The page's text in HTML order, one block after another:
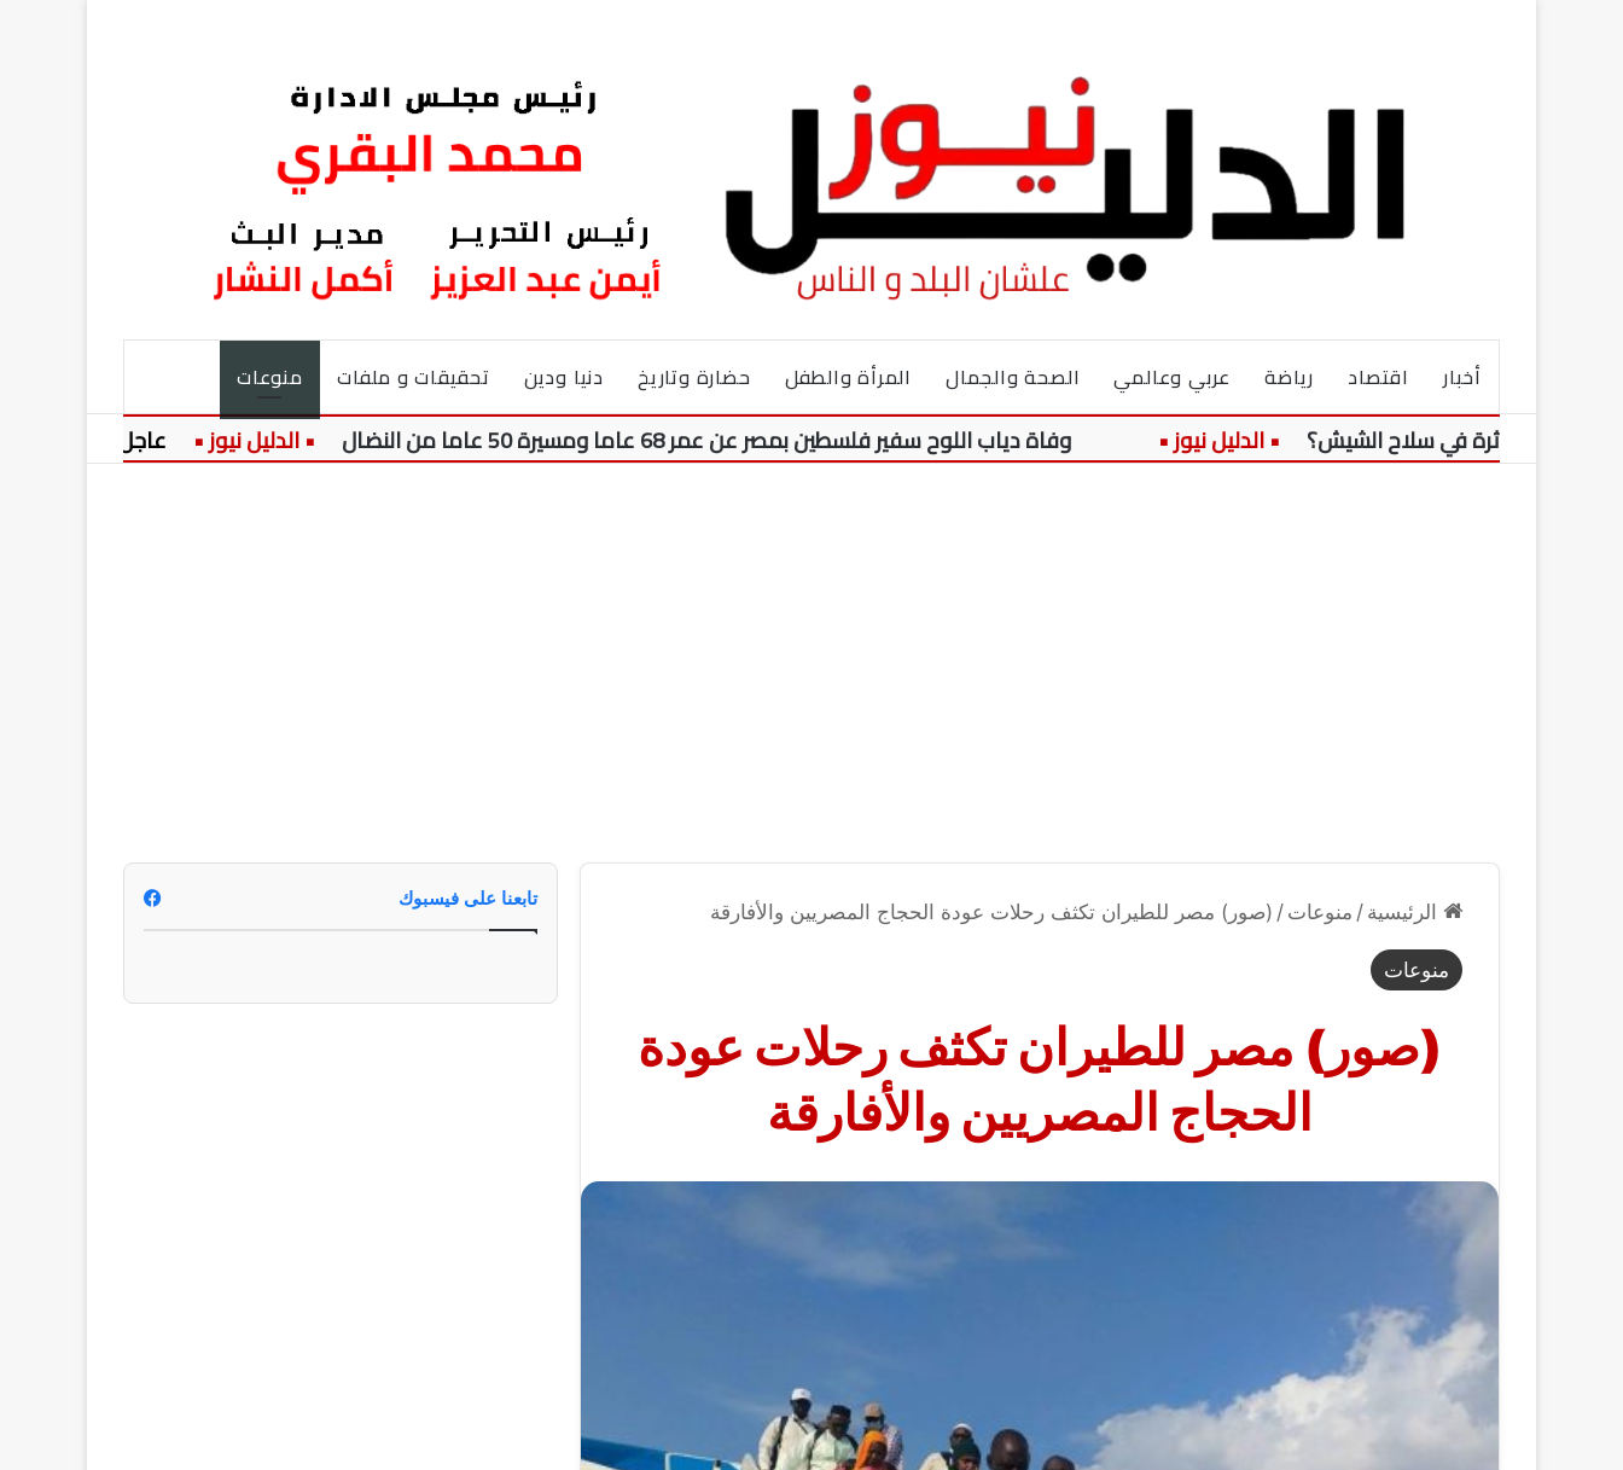
أخبار اقتصاد رياضة عربي وعالمي الصحة والجمال المرأة والطفل حضارة وتاريخ دنيا ودين تحقيقات و ملفات منوعات
مؤثرة في سلاح الشيش؟ وفاة دياب اللوح سفير فلسطين بمصر عن عمر 68 عاما ومسيرة 50 عاما من النضال عاجل:
الرئيسية / منوعات / (صور) مصر للطيران تكثف رحلات عودة الحجاج المصريين والأفارقة
منوعات
(صور) مصر للطيران تكثف رحلات عودة
الحجاج المصريين والأفارقة
تابعنا على فيسبوك